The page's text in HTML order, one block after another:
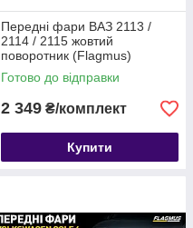
Передні фари ВАЗ 2113 /
2114 / 2115 жовтий
поворотник (Flagmus)
Готово до відправки
2 349 ₴/комплект
Купити